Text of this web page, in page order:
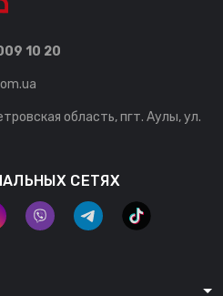
10 20
область, пгт. Аулы, ул.
СЕТЯХ